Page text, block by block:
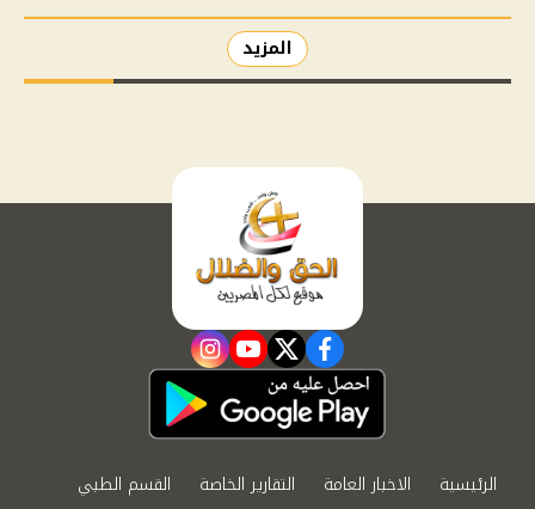
المزيد
facebook
twitter
youtube
instagram
الرئيسية الاخبار العامة التقارير الخاصة القسم الطبي